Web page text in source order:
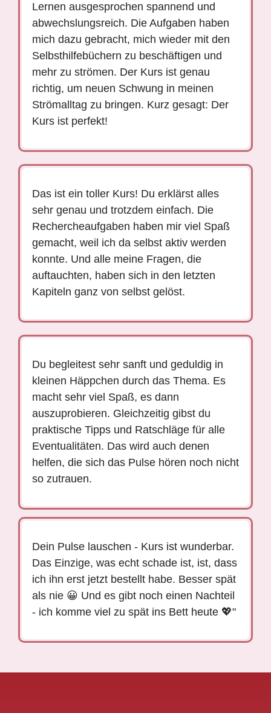
Lernen ausgesprochen spannend und
abwechslungsreich. Die Aufgaben haben
mich dazu gebracht, mich wieder mit den
Selbsthilfebüchern zu beschäftigen und
mehr zu strömen. Der Kurs ist genau
richtig, um neuen Schwung in meinen
Strömalltag zu bringen. Kurz gesagt: Der
Kurs ist perfekt!
Das ist ein toller Kurs! Du erklärst alles
sehr genau und trotzdem einfach. Die
Rechercheaufgaben haben mir viel Spaß
gemacht, weil ich da selbst aktiv werden
konnte. Und alle meine Fragen, die
auftauchten, haben sich in den letzten
Kapiteln ganz von selbst gelöst.
Du begleitest sehr sanft und geduldig in
kleinen Häppchen durch das Thema. Es
macht sehr viel Spaß, es dann
auszuprobieren. Gleichzeitig gibst du
praktische Tipps und Ratschläge für alle
Eventualitäten. Das wird auch denen
helfen, die sich das Pulse hören noch nicht
so zutrauen.
Dein Pulse lauschen - Kurs ist wunderbar.
Das Einzige, was echt schade ist, ist, dass
ich ihn erst jetzt bestellt habe. Besser spät
als nie 😀 Und es gibt noch einen Nachteil
- ich komme viel zu spät ins Bett heute 💖"